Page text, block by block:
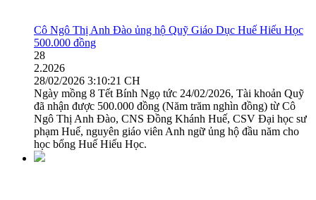
Cô Ngô Thị Anh Đào ủng hộ Quỹ Giáo Dục Huế Hiếu Học
500.000 đồng
28
2.2026
28/02/2026 3:10:21 CH
Ngày mồng 8 Tết Bính Ngọ tức 24/02/2026, Tài khoản Quỹ
đã nhận được 500.000 đồng (Năm trăm nghìn đồng) từ Cô
Ngô Thị Anh Đào, CNS Đồng Khánh Huế, CSV Đại học sư
phạm Huế, nguyên giáo viên Anh ngữ ủng hộ đầu năm cho
học bổng Huế Hiếu Học.